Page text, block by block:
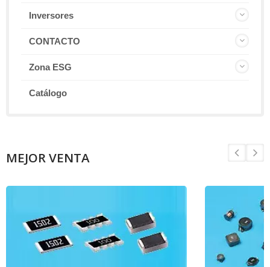
Inversores
CONTACTO
Zona ESG
Catálogo
MEJOR VENTA